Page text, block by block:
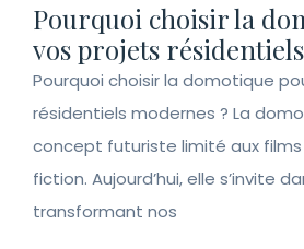
Pourquoi choisir la
vos projets
Pourquoi choisir la domotique
résidentiels modernes ? La
concept futuriste limité aux
fiction. Aujourd’hui, elle s’invite
transformant nos